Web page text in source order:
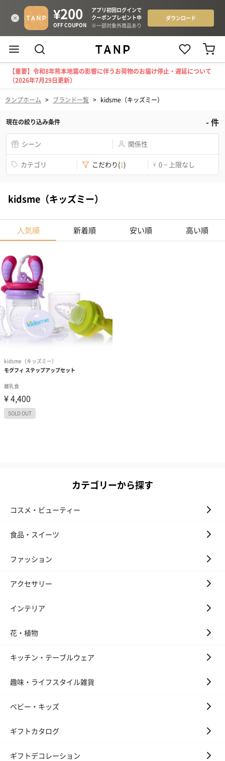
【重要】令和8年熊本地震の影響に伴うお荷物のお届け停止・遅延について
（2026年7月29日更新）
タンプホーム > ブランド一覧 > kidsme（キッズミー）
現在の絞り込み条件 -件
シーン 関係性
カテゴリ こだわり(1) ¥ 0 ~ 上限なし
kidsme（キッズミー）
人気順 新着順 安い順 高い順
カテゴリーから探す
コスメ・ビューティー
食品・スイーツ
ファッション
アクセサリー
インテリア
花・植物
キッチン・テーブルウェア
趣味・ライフスタイル雑貨
ベビー・キッズ
ギフトカタログ
ギフトデコレーション